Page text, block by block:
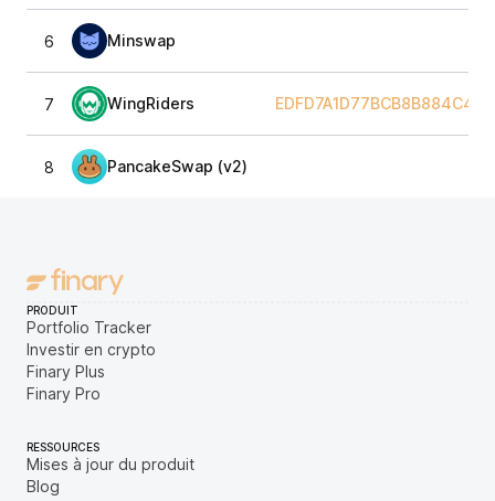
6 Minswap
7 WingRiders
8 PancakeSwap (v2)
PRODUIT
Portfolio Tracker
Investir en crypto
Finary Plus
Finary Pro
RESSOURCES
Mises à jour du produit
Blog